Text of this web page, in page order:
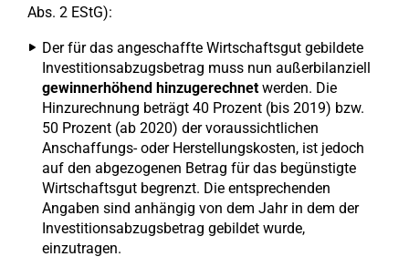
Abs. 2 EStG):
Der für das angeschaffte Wirtschaftsgut gebildete
Investitionsabzugsbetrag muss nun außerbilanziell
gewinnerhöhend hinzugerechnetwerden. Die
Hinzurechnung beträgt 40 Prozent (bis 2019) bzw.
50 Prozent (ab 2020) der voraussichtlichen
Anschaffungs- oder Herstellungskosten, ist jedoch
auf den abgezogenen Betrag für das begünstigte
Wirtschaftsgut begrenzt. Die entsprechenden
Angaben sind anhängig von dem Jahr in dem der
Investitionsabzugsbetrag gebildet wurde,
einzutragen.